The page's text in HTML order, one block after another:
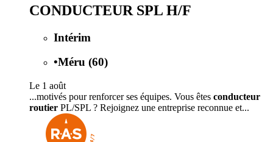
CONDUCTEUR SPL H/F
Intérim
•Méru (60)
Le 1 août
...motivés pour renforcer ses équipes. Vous êtes conducteur
routier PL/SPL ? Rejoignez une entreprise reconnue et...